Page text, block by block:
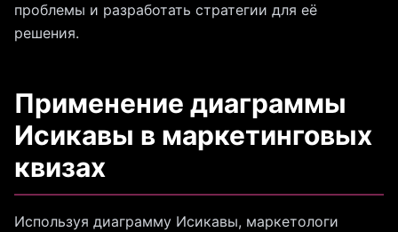
проблемы и разработать стратегии для её
решения.
Применение диаграммы
Исикавы в маркетинговых
квизах
Используя диаграмму Исикавы, маркетологи